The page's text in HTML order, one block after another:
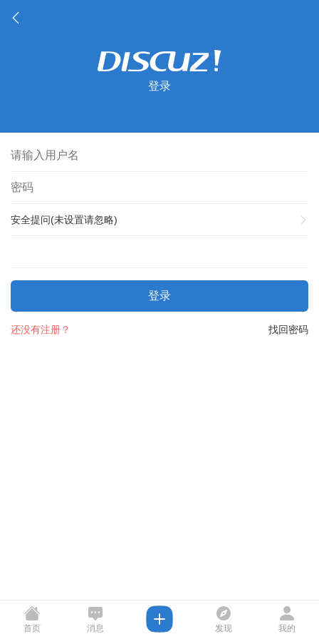
登录
安全提问(未设置请忽略)
登录
找回密码
还没有注册？
首页 消息 发现 我的